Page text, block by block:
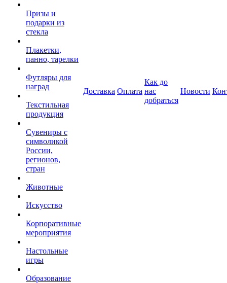
Призы и
подарки из
стекла
Плакетки,
панно, тарелки
Футляры для
наград
Текстильная
продукция
Сувениры с
символикой
России,
регионов,
стран
Животные
Искусство
Корпоративные
мероприятия
Настольные
игры
Образование
Доставка Оплата
Как до
нас
добраться
Новости